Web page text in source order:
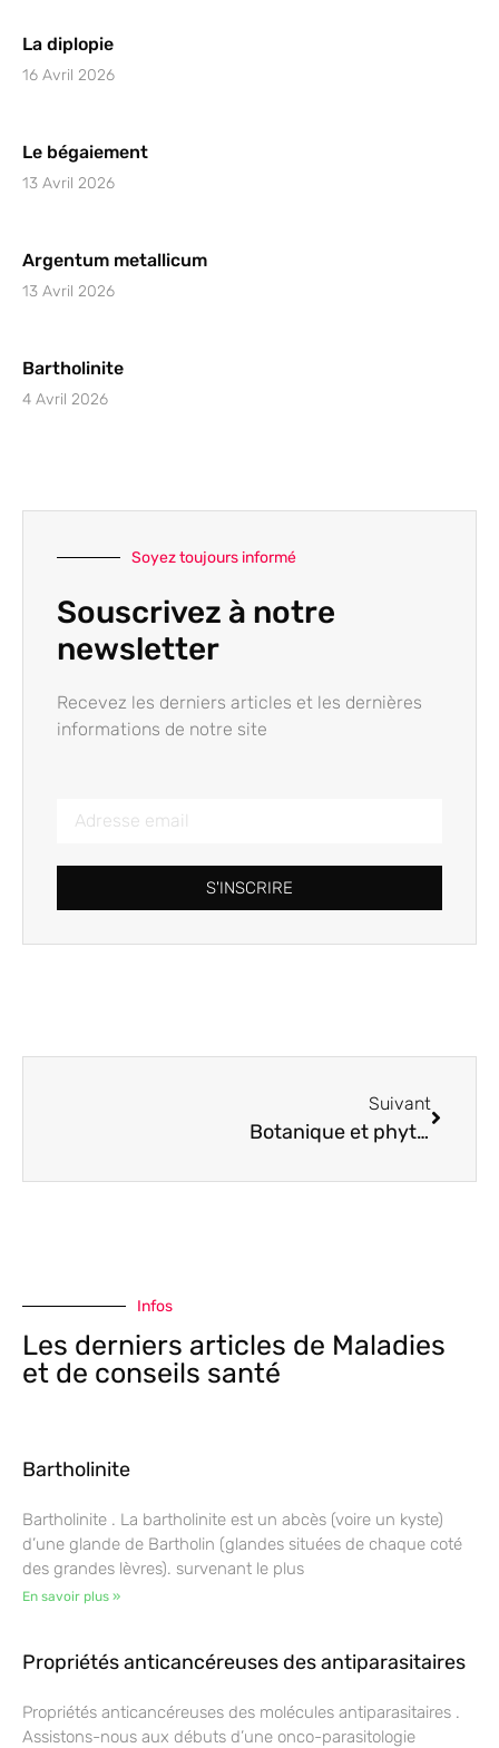
La diplopie
16 Avril 2026
Le bégaiement
13 Avril 2026
Argentum metallicum
13 Avril 2026
Bartholinite
4 Avril 2026
Soyez toujours informé
Souscrivez à notre
newsletter
Recevez les derniers articles et les dernières
informations de notre site
S'INSCRIRE
Suivant
Botanique et phytothérapie selon R. Steiner
Infos
Les derniers articles de Maladies
et de conseils santé
Bartholinite
Bartholinite . La bartholinite est un abcès (voire un kyste)
d’une glande de Bartholin (glandes situées de chaque coté
des grandes lèvres). survenant le plus
En savoir plus »
Propriétés anticancéreuses des antiparasitaires
Propriétés anticancéreuses des molécules antiparasitaires .
Assistons-nous aux débuts d’une onco-parasitologie